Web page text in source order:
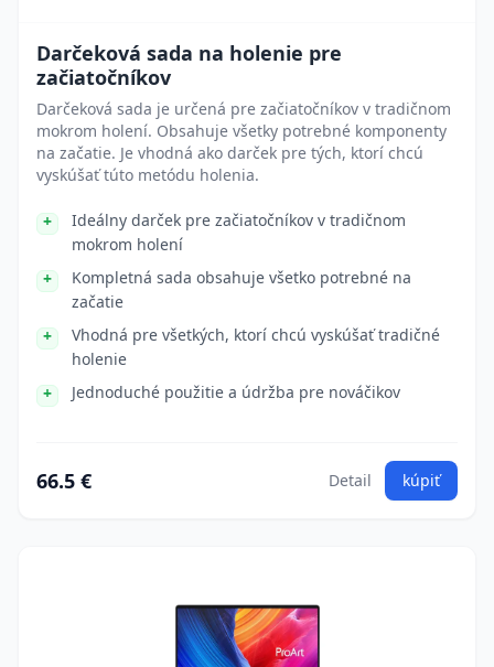
Darčeková sada na holenie pre
začiatočníkov
Darčeková sada je určená pre začiatočníkov v tradičnom
mokrom holení. Obsahuje všetky potrebné komponenty
na začatie. Je vhodná ako darček pre tých, ktorí chcú
vyskúšať túto metódu holenia.
Ideálny darček pre začiatočníkov v tradičnom
mokrom holení
Kompletná sada obsahuje všetko potrebné na
začatie
Vhodná pre všetkých, ktorí chcú vyskúšať tradičné
holenie
Jednoduché použitie a údržba pre nováčikov
66.5 € Detail kúpiť